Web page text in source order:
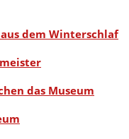
dem Winterschlaf
das Museum